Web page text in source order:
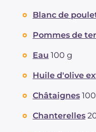
Blanc de
Pommes de
Eau 100 g
Huile d'olive
Châtaignes
Chanterelles